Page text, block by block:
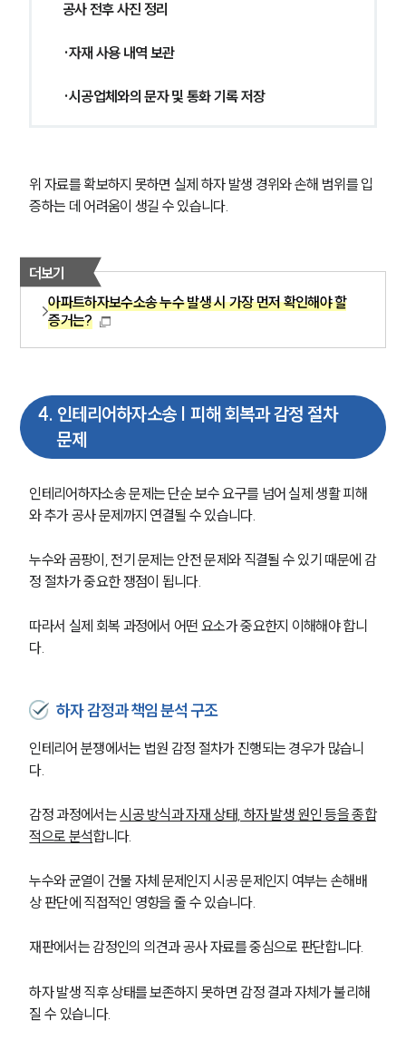
그룹소개
그룹소개
오시는 길
글로벌 파트너 로펌
공사 전후 사진 정리
·자재 사용 내역 보관
·시공업체와의 문자 및 통화 기록 저장
위 자료를 확보하지 못하면 실제 하자 발생 경위와 손해 범위를 입
증하는 데 어려움이 생길 수 있습니다.
더보기
아파트하자보수소송 누수 발생 시 가장 먼저 확인해야 할
증거는?
4. 인테리어하자소송 | 피해 회복과 감정 절차
문제
인테리어하자소송 문제는 단순 보수 요구를 넘어 실제 생활 피해
와 추가 공사 문제까지 연결될 수 있습니다.
누수와 곰팡이, 전기 문제는 안전 문제와 직결될 수 있기 때문에 감
정 절차가 중요한 쟁점이 됩니다.
따라서 실제 회복 과정에서 어떤 요소가 중요한지 이해해야 합니
다.
하자 감정과 책임 분석 구조
인테리어 분쟁에서는 법원 감정 절차가 진행되는 경우가 많습니
다.
감정 과정에서는 시공 방식과 자재 상태, 하자 발생 원인 등을 종합
적으로 분석합니다.
누수와 균열이 건물 자체 문제인지 시공 문제인지 여부는 손해배
상 판단에 직접적인 영향을 줄 수 있습니다.
재판에서는 감정인의 의견과 공사 자료를 중심으로 판단합니다.
하자 발생 직후 상태를 보존하지 못하면 감정 결과 자체가 불리해
질 수 있습니다.